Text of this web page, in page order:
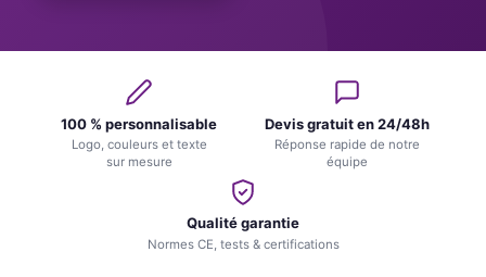
100 % personnalisable
Logo, couleurs et texte
sur mesure
Devis gratuit en 24/48h
Réponse rapide de notre
équipe
Qualité garantie
Normes CE, tests & certifications